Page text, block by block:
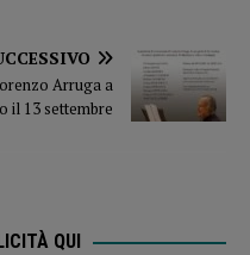
Arruga a
il 13 settembre
QUI